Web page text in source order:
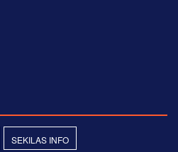
SEKILAS INFO